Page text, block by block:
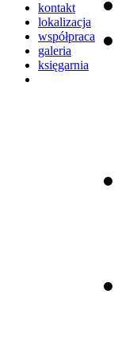
kontakt
lokalizacja
współpraca
galeria
księgarnia